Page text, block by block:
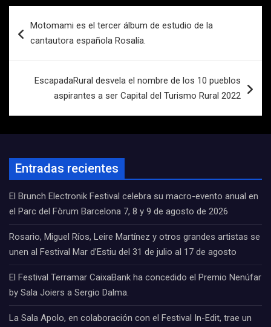
de
Motomami es el tercer álbum de estudio de la
cantautora española Rosalía.
EscapadaRural desvela el nombre de los 10 pueblos
aspirantes a ser Capital del Turismo Rural 2022
Entradas recientes
El Brunch Electronik Festival celebra su macro-evento anual en
el Parc del Fòrum Barcelona 7, 8 y 9 de agosto de 2026
Rosario, Miguel Ríos, Leire Martínez y otros grandes artistas se
unen al Festival Mar d’Estiu del 31 de julio al 17 de agosto
El Festival Terramar CaixaBank ha concedido el Premio Nenúfar
by Sala Joiers a Sergio Dalma.
La Sala Apolo, en colaboración con el Festival In-Edit, trae un